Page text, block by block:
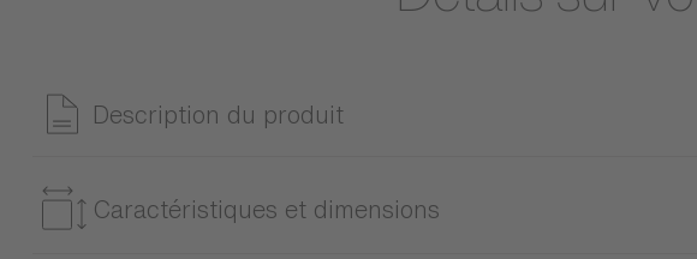
Description du produit
tapissiers.
Caractéristiques et dimensions